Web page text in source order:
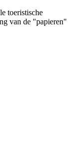
toeristische
van de "papieren"